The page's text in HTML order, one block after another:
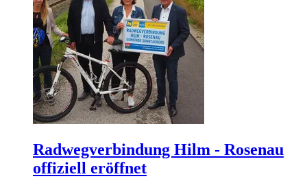
Radwegverbindung Hilm - Rosenau
offiziell eröffnet